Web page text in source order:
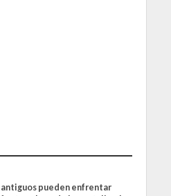
antiguos pueden enfrentar